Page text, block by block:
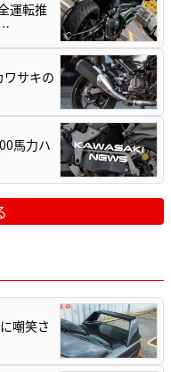
運転推
ワサキの
馬力ハ
嘲笑さ